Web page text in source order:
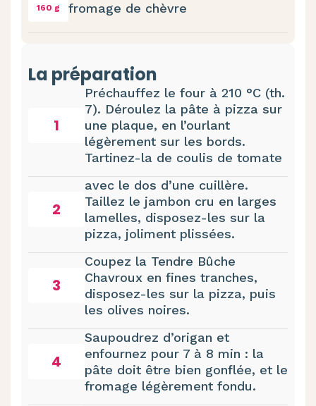
160 g fromage de chèvre
La préparation
1
Préchauffez le four à 210 °C (th.
7). Déroulez la pâte à pizza sur
une plaque, en l’ourlant
légèrement sur les bords.
Tartinez-la de coulis de tomate
2
avec le dos d’une cuillère.
Taillez le jambon cru en larges
lamelles, disposez-les sur la
pizza, joliment plissées.
3
Coupez la Tendre Bûche
Chavroux en fines tranches,
disposez-les sur la pizza, puis
les olives noires.
4
Saupoudrez d’origan et
enfournez pour 7 à 8 min : la
pâte doit être bien gonflée, et le
fromage légèrement fondu.